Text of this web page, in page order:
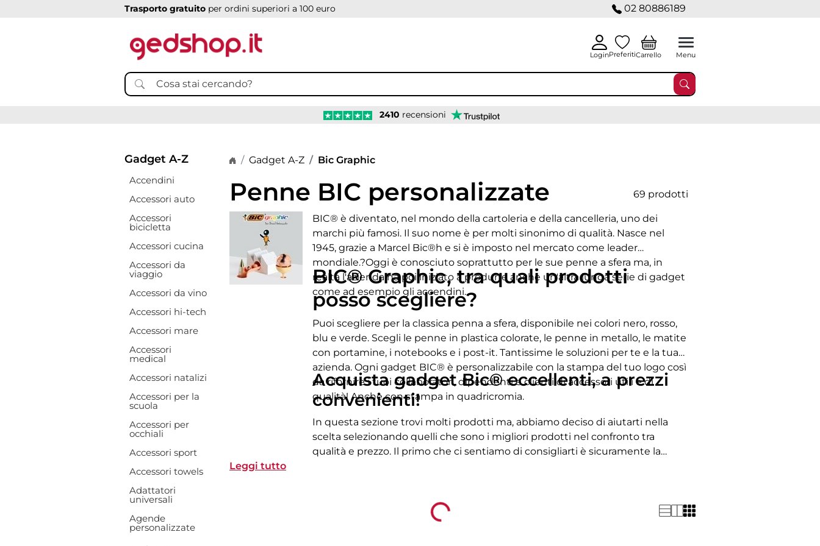
Trasporto gratuito per ordini superiori a 100 euro 02 80886189
LoginPreferitiCarrello Menu
2410 recensioni
Gadget A-Z
Accendini
Accessori auto
Accessori
bicicletta
Accessori cucina
Accessori da
viaggio
Accessori da vino
Accessori hi-tech
Accessori mare
Accessori
medical
Accessori natalizi
Accessori per la
scuola
Accessori per
occhiali
Accessori sport
Accessori towels
Adattatori
universali
Agende
personalizzate
Home page
Gadget A-Z Bic Graphic
Penne BIC personalizzate 69 prodotti
BIC® è diventato, nel mondo della cartoleria e della cancelleria, uno dei
marchi più famosi. Il suo nome è per molti sinonimo di qualità. Nasce nel
1945, grazie a Marcel Bic®h e si è imposto nel mercato come leader
mondiale.?Oggi è conosciuto soprattutto per le sue penne a sfera ma, in
realtà l'azienda ha poi iniziato a produrre anche un'altra lunga serie di gadget
come ad esempio gli accendini.
BIC® Graphic, tra quali prodotti
posso scegliere?
Puoi scegliere per la classica penna a sfera, disponibile nei colori nero, rosso,
blu e verde. Scegli le penne in plastica colorate, le penne in metallo, le matite
con portamine, i notebooks e i post-it. Tantissime le soluzioni per te e la tua
azienda. Ogni gadget BIC® è personalizzabile con la stampa del tuo logo così
da rifornire i tuoi collaboratori, dipendenti e clienti di accessori utili e di
qualità! Anche con stampa in quadricromia.
Acquista gadget Bic® eccellenti, a prezzi
convenienti!
In questa sezione trovi molti prodotti ma, abbiamo deciso di aiutarti nella
scelta selezionando quelli che sono i migliori prodotti nel confronto tra
qualità e prezzo. Il primo che ci sentiamo di consigliarti è sicuramente la
L'ordine consigliato è di 1000 pezzi perché, con 0,52 euro a penna, otterrai la
tua merce personalizzata con il logo aziendale!
Leggi tutto
Loading...